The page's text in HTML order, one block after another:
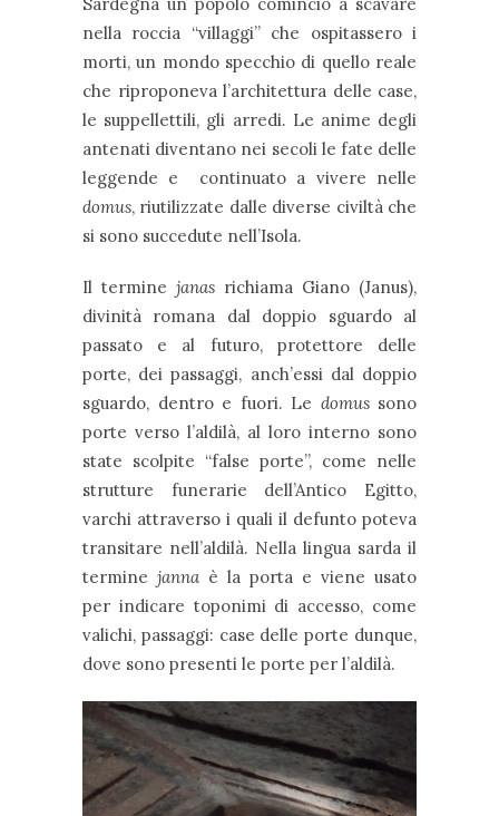
Sardegna un popolo cominciò a scavare
nella roccia “villaggi” che ospitassero i
morti, un mondo specchio di quello reale
che riproponeva l’architettura delle case,
le suppellettili, gli arredi. Le anime degli
antenati diventano nei secoli le fate delle
leggende e continuato a vivere nelle
domus, riutilizzate dalle diverse civiltà che
si sono succedute nell’Isola.
Il termine janas richiama Giano (Janus),
divinità romana dal doppio sguardo al
passato e al futuro, protettore delle
porte, dei passaggi, anch’essi dal doppio
sguardo, dentro e fuori. Le domussono
porte verso l’aldilà, al loro interno sono
state scolpite “false porte”, come nelle
strutture funerarie dell’Antico Egitto,
varchi attraverso i quali il defunto poteva
transitare nell’aldilà. Nella lingua sarda il
termine janna è la porta e viene usato
per indicare toponimi di accesso, come
valichi, passaggi: case delle porte dunque,
dove sono presenti le porte per l’aldilà.